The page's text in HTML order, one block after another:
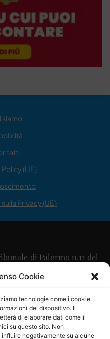
Cookie
tecnologie come i cookie
del dispositivo. Il
di elaborare dati come il
su questo sito. Non
negativamente su alcune
siamo
(UE)
Privacy (UE)
di Palermo n.11 del
Scaglione
Maria Calabrese